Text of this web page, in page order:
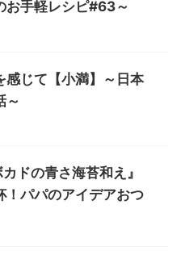
お手軽レシピ#63～
感じて【小満】～日本
～
ドの青さ海苔和え』
！パパのアイデアおつ